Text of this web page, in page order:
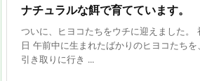
ナチュラルな餌で育てています。
ついに、ヒヨコたちをウチに迎えました。
日 午前中に生まれたばかりのヒヨコたちを
引き取りに行き ...